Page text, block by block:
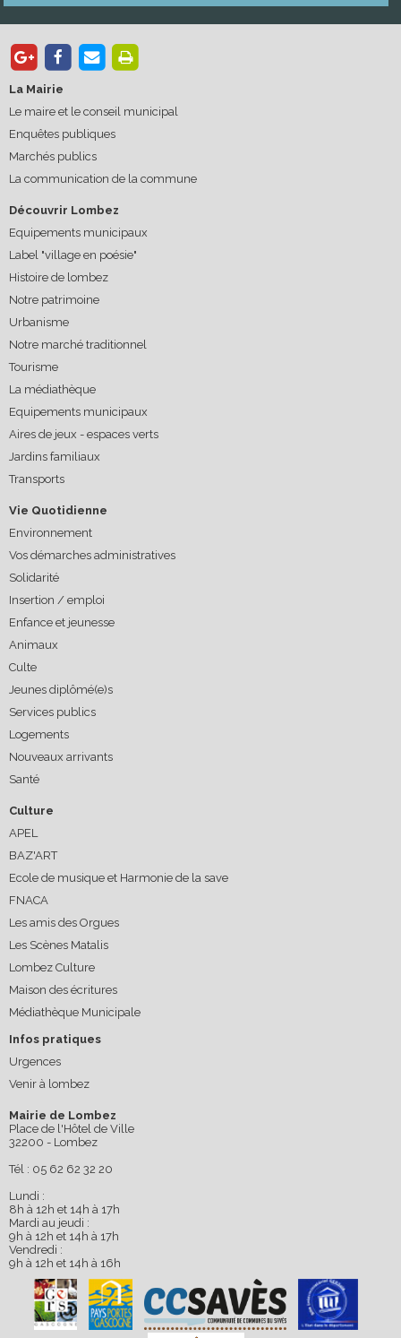
La Mairie
Le maire et le conseil municipal
Enquêtes publiques
Marchés publics
La communication de la commune
Découvrir Lombez
Equipements municipaux
Label "village en poésie"
Histoire de lombez
Notre patrimoine
Urbanisme
Notre marché traditionnel
Tourisme
La médiathèque
Equipements municipaux
Aires de jeux - espaces verts
Jardins familiaux
Transports
Vie Quotidienne
Environnement
Vos démarches administratives
Solidarité
Insertion / emploi
Enfance et jeunesse
Animaux
Culte
Jeunes diplômé(e)s
Services publics
Logements
Nouveaux arrivants
Santé
Culture
APEL
BAZ'ART
Ecole de musique et Harmonie de la save
FNACA
Les amis des Orgues
Les Scènes Matalis
Lombez Culture
Maison des écritures
Médiathèque Municipale
Infos pratiques
Urgences
Venir à lombez
Mairie de Lombez
Place de l'Hôtel de Ville
32200 - Lombez
Tél : 05 62 62 32 20
Lundi :
8h à 12h et 14h à 17h
Mardi au jeudi :
9h à 12h et 14h à 17h
Vendredi :
9h à 12h et 14h à 16h